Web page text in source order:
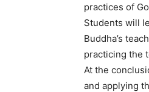
practices of
Students will
Buddha’s
practicing the
At the
and applying